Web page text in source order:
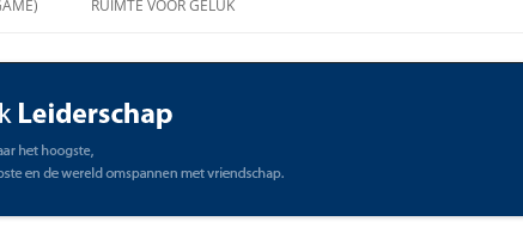
RUIMTE VOOR GELUK